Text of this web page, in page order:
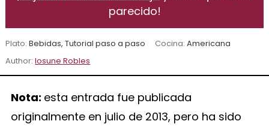
parecido!
Plato:Bebidas, Tutorial paso a paso Cocina: Americana
Author:Iosune Robles
Nota: esta entrada fue publicada
originalmente en julio de 2013, pero ha sido